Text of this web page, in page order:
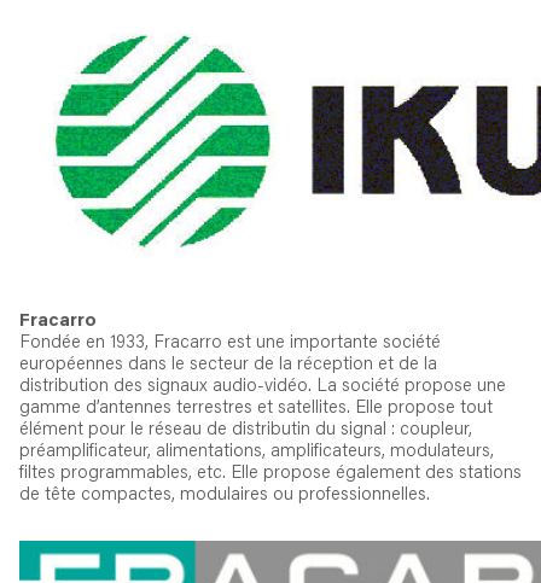
Fracarro
Fondée en 1933, Fracarro est une importante société
européennes dans le secteur de la réception et de la
distribution des signaux audio-vidéo. La société propose une
gamme d’antennes terrestres et satellites. Elle propose tout
élément pour le réseau de distributin du signal : coupleur,
préamplificateur, alimentations, amplificateurs, modulateurs,
filtes programmables, etc. Elle propose également des stations
de tête compactes, modulaires ou professionnelles.